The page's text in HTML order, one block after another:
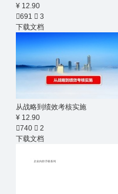
¥ 12.90
691  3
下载文档
从战略到绩效考核实施
¥ 12.90
740  2
下载文档